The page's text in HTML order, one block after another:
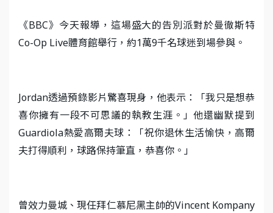
《BBC》今天報導，這場盛大的告別派對於曼徹斯特
Co-Op Live體育館舉行，約1萬9千名球迷到場參與。
Jordan透過預錄影片驚喜現身，他表示：「我只是想恭
喜你擁有一段不可思議的執教生涯。」他還幽默提到
Guardiola熱愛高爾夫球：「祝你退休生活愉快，高爾
夫打得順利，球路保持筆直，恭喜你。」
曾效力曼城、現任拜仁慕尼黑主帥的Vincent Kompany